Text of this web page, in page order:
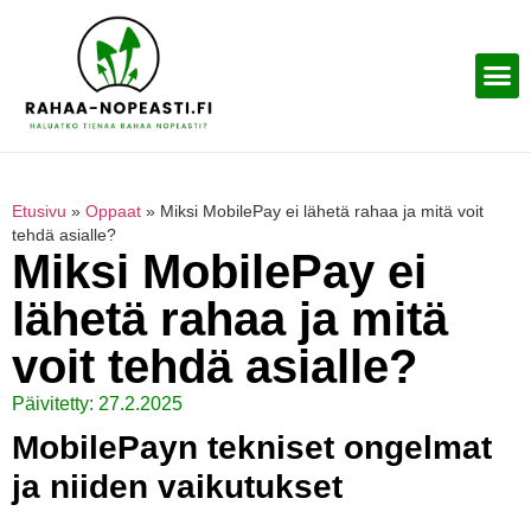
Etusivu » Oppaat » Miksi MobilePay ei lähetä rahaa ja mitä voit
tehdä asialle?
Miksi MobilePay ei
lähetä rahaa ja mitä
voit tehdä asialle?
Päivitetty: 27.2.2025
MobilePayn tekniset ongelmat
ja niiden vaikutukset